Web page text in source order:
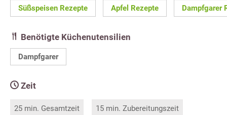
Süßspeisen Rezepte Apfel Rezepte Dampfgarer
Benötigte Küchenutensilien
Dampfgarer
Zeit
25 min. Gesamtzeit 15 min. Zubereitungszeit